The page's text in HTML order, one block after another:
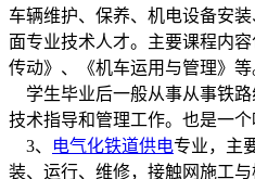
车辆维护、保养、机电设备安
面专业技术人才。主要课程内
传动》、《机车运用与管理》等
学生毕业后一般从事从事铁路
技术指导和管理工作。也是一个
3、
电气化铁道供电专业，主
装、运行、维修，接触网施工